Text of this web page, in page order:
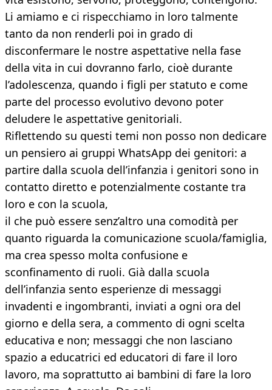
Li amiamo e ci rispecchiamo in loro talmente
tanto da non renderli poi in grado di
disconfermare le nostre aspettative nella fase
della vita in cui dovranno farlo, cioè durante
l’adolescenza, quando i figli per statuto e come
parte del processo evolutivo devono poter
deludere le aspettative genitoriali.
Riflettendo su questi temi non posso non dedicare
un pensiero ai gruppi WhatsApp dei genitori: a
partire dalla scuola dell’infanzia i genitori sono in
contatto diretto e potenzialmente costante tra
loro e con la scuola,
il che può essere senz’altro una comodità per
quanto riguarda la comunicazione scuola/famiglia,
ma crea spesso molta confusione e
sconfinamento di ruoli. Già dalla scuola
dell’infanzia sento esperienze di messaggi
invadenti e ingombranti, inviati a ogni ora del
giorno e della sera, a commento di ogni scelta
educativa e non; messaggi che non lasciano
spazio a educatrici ed educatori di fare il loro
lavoro, ma soprattutto ai bambini di fare la loro